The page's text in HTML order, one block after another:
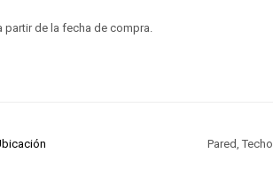
partir de la fecha de compra.
Pared, Techo